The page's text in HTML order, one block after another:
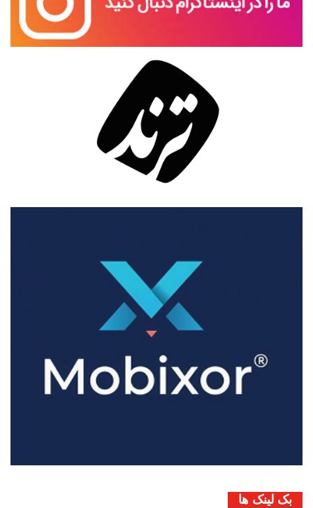
بک لینک ها